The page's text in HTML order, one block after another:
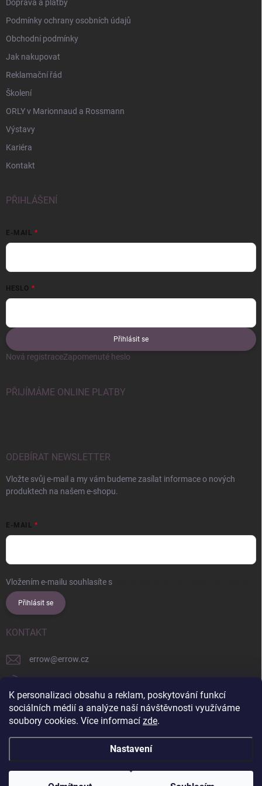
K personalizaci obsahu a reklam, poskytování funkcí
sociálních médií a analýze naší návštěvnosti využíváme
soubory cookies. Více informací zde.
Nastavení
Doprava a platby
Podmínky ochrany osobních údajů
Obchodní podmínky
Jak nakupovat
Reklamační řád
Školení
ORLY v Marionnaud a Rossmann
Výstavy
Kariéra
Kontakt
PŘIHLÁŠENÍ
E-MAIL
HESLO
Přihlásit se
Nová registraceZapomenuté heslo
PŘIJÍMÁME ONLINE PLATBY
ODEBÍRAT NEWSLETTER
Vložte svůj e-mail a my vám budeme zasílat informace o nových
produktech na našem e-shopu.
E-MAIL
Vložením e-mailu souhlasíte s
Přihlásit se
KONTAKT
errow@errow.cz
explore/locations/957228892/
Copyright 2026ERROW. Všechna práva vyhrazena.Upravit nastavení